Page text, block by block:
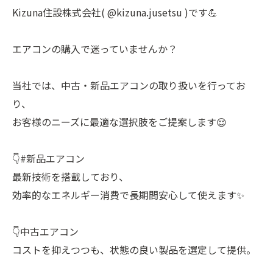
Kizuna住設株式会社( @kizuna.jusetsu )です💪
エアコンの購入で迷っていませんか？
当社では、中古・新品エアコンの取り扱いを行ってお
り、
お客様のニーズに最適な選択肢をご提案します😌
👇#新品エアコン
最新技術を搭載しており、
効率的なエネルギー消費で長期間安心して使えます✨
👇中古エアコン
コストを抑えつつも、状態の良い製品を選定して提供。